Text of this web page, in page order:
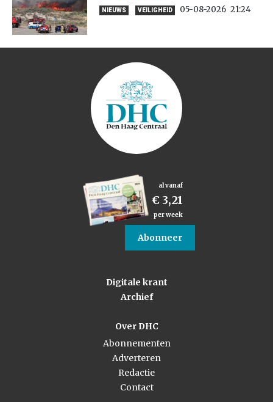
NIEUWS VEILIGHEID 05-08-2026 21:24
al vanaf
€ 3,21
per week
Abonneer
Digitale krant
Archief
Over DHC
Abonnementen
Adverteren
Redactie
Contact